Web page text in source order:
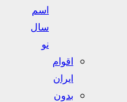
اسم
سال
نو
اقوام
ایران
بدون